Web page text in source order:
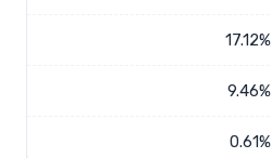
17.12%
9.46%
0.61%